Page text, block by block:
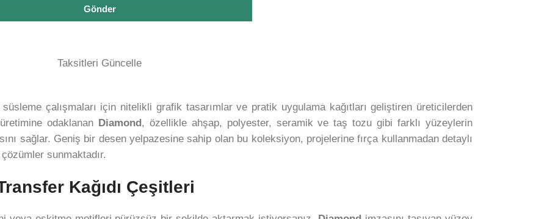
Gönder
Taksitleri Güncelle
çalışmaları için nitelikli grafik tasarımlar ve pratik uygulama kağıtları geliştiren üreticilerden
odaklanan Diamond, özellikle ahşap, polyester, seramik ve taş tozu gibi farklı yüzeylerin
sağlar. Geniş bir desen yelpazesine sahip olan bu koleksiyon, projelerine fırça kullanmadan detaylı
sunmaktadır.
Kağıdı Çeşitleri